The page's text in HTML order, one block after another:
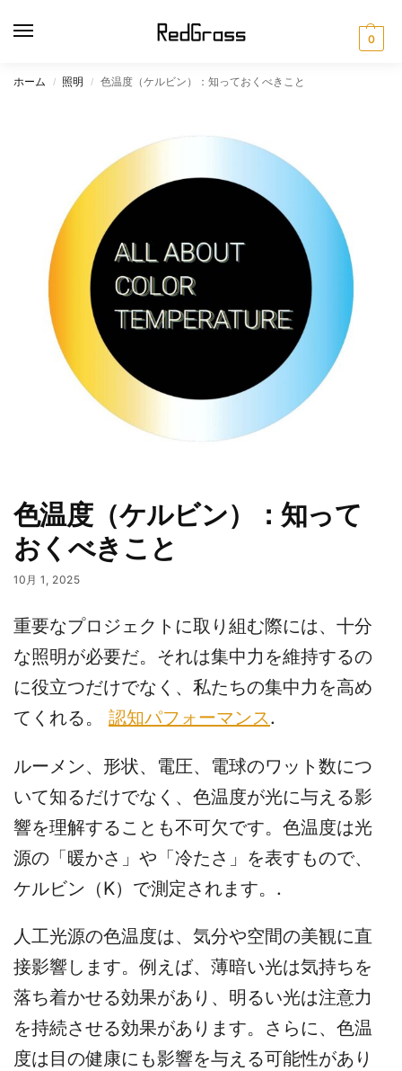
0
ホーム / 照明 / 色温度（ケルビン）：知っておくべきこと
色温度（ケルビン）：知って
おくべきこと
10月 1, 2025
重要なプロジェクトに取り組む際には、十分
な照明が必要だ。それは集中力を維持するの
に役立つだけでなく、私たちの集中力を高め
てくれる。 認知パフォーマンス.
ルーメン、形状、電圧、電球のワット数につ
いて知るだけでなく、色温度が光に与える影
響を理解することも不可欠です。色温度は光
源の「暖かさ」や「冷たさ」を表すもので、
ケルビン（K）で測定されます。.
人工光源の色温度は、気分や空間の美観に直
接影響します。例えば、薄暗い光は気持ちを
落ち着かせる効果があり、明るい光は注意力
を持続させる効果があります。さらに、色温
度は目の健康にも影響を与える可能性があり